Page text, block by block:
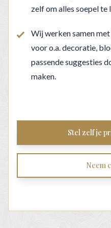
zelf om alles soepel te
Wij werken samen
voor o.a. decoratie,
passende suggesties
maken.
Stel zelf je
Neem